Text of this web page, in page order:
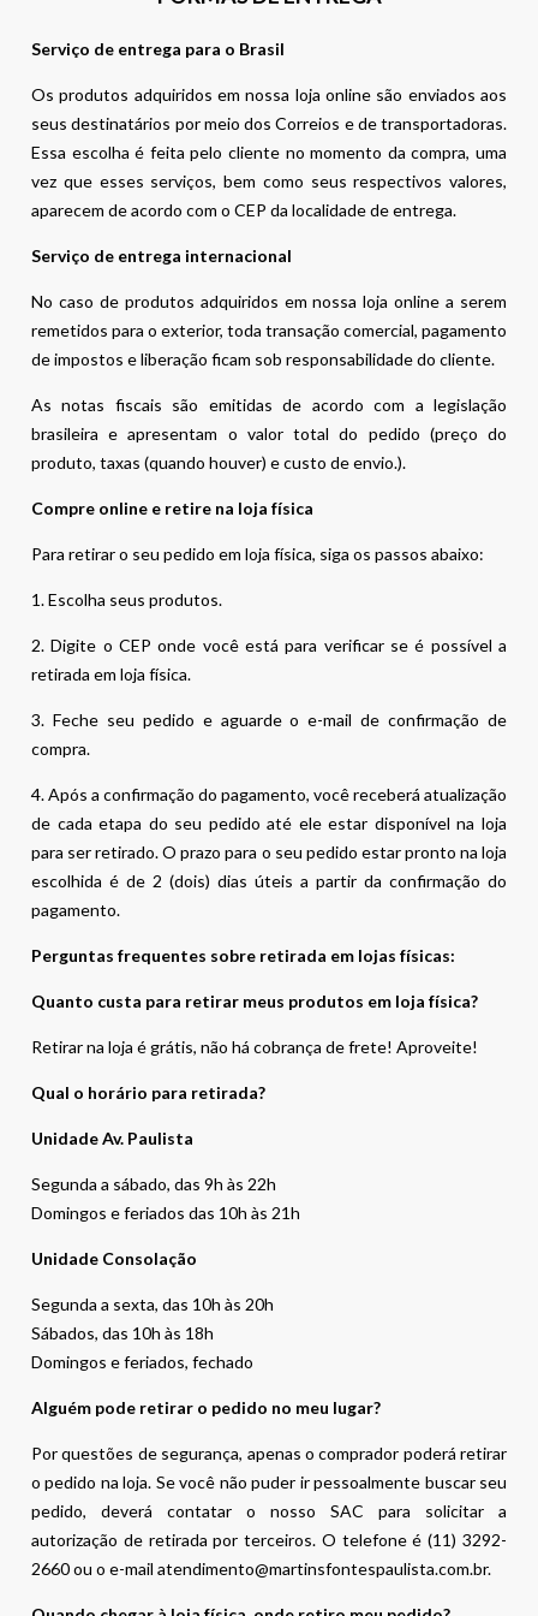
Serviço de entrega para o Brasil
Os produtos adquiridos em nossa loja online são enviados aos
seus destinatários por meio dos Correios e de transportadoras.
Essa escolha é feita pelo cliente no momento da compra, uma
vez que esses serviços, bem como seus respectivos valores,
aparecem de acordo com o CEP da localidade de entrega.
Serviço de entrega internacional
No caso de produtos adquiridos em nossa loja online a serem
remetidos para o exterior, toda transação comercial, pagamento
de impostos e liberação ficam sob responsabilidade do cliente.
As notas fiscais são emitidas de acordo com a legislação
brasileira e apresentam o valor total do pedido (preço do
produto, taxas (quando houver) e custo de envio.).
Compre online e retire na loja física
Para retirar o seu pedido em loja física, siga os passos abaixo:
1. Escolha seus produtos.
2. Digite o CEP onde você está para verificar se é possível a
retirada em loja física.
3. Feche seu pedido e aguarde o e-mail de confirmação de
compra.
4. Após a confirmação do pagamento, você receberá atualização
de cada etapa do seu pedido até ele estar disponível na loja
para ser retirado. O prazo para o seu pedido estar pronto na loja
escolhida é de 2 (dois) dias úteis a partir da confirmação do
pagamento.
Perguntas frequentes sobre retirada em lojas físicas:
Quanto custa para retirar meus produtos em loja física?
Retirar na loja é grátis, não há cobrança de frete! Aproveite!
Qual o horário para retirada?
Unidade Av. Paulista
Segunda a sábado, das 9h às 22h
Domingos e feriados das 10h às 21h
Unidade Consolação
Segunda a sexta, das 10h às 20h
Sábados, das 10h às 18h
Domingos e feriados, fechado
Alguém pode retirar o pedido no meu lugar?
Por questões de segurança, apenas o comprador poderá retirar
o pedido na loja. Se você não puder ir pessoalmente buscar seu
pedido, deverá contatar o nosso SAC para solicitar a
autorização de retirada por terceiros. O telefone é (11) 3292-
2660 ou o e-mail atendimento@martinsfontespaulista.com.br.